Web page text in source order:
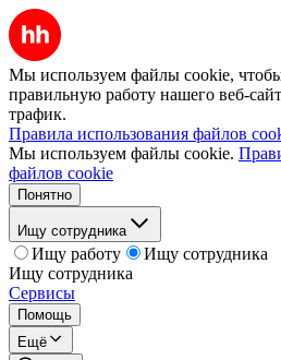
Мы используем файлы cookie,
правильную работу нашего веб-
трафик.
Правила использования файлов
Мы используем файлы cookie.
файлов cookie
Понятно
Ищу сотрудника
Ищу работу
Ищу сотрудника
Ищу сотрудника
Сервисы
Помощь
Ещё